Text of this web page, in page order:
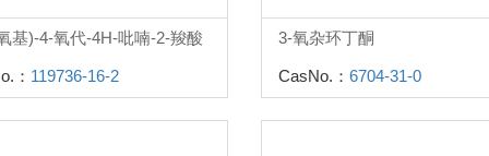
基)-4-氧代-4H-吡喃-2-羧酸
： 119736-16-2
3-氧杂环丁酮
CasNo.： 6704-31-0